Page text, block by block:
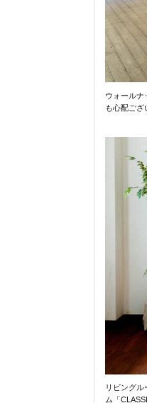
ウォールナ
も心配ござ
リビング
ム「